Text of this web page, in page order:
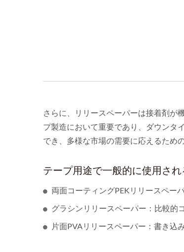
さらに、リリースペーパーは接着剤が
プ製造において重要であり、ダウンタ
でき、多様な市場の需要に応えるため
テープ用途で一般的に使用さ
両面コーティングPEKリリースペー
グラシンリリースペーパー：比較的
片面PVAリリースペーパー：書き込